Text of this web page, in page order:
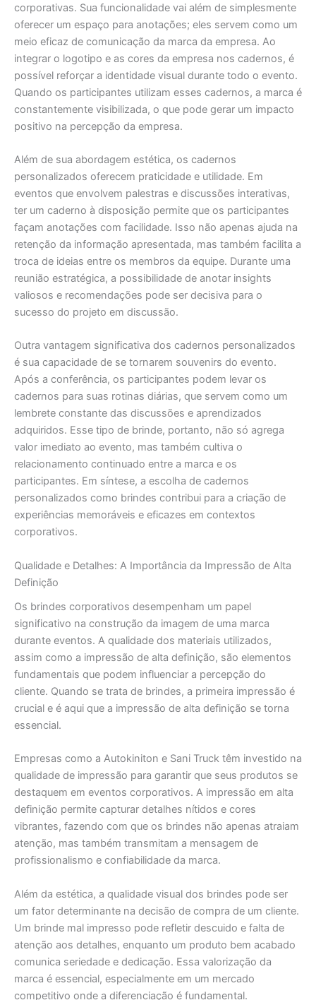
corporativas. Sua funcionalidade vai além de simplesmente
oferecer um espaço para anotações; eles servem como um
meio eficaz de comunicação da marca da empresa. Ao
integrar o logotipo e as cores da empresa nos cadernos, é
possível reforçar a identidade visual durante todo o evento.
Quando os participantes utilizam esses cadernos, a marca é
constantemente visibilizada, o que pode gerar um impacto
positivo na percepção da empresa.
Além de sua abordagem estética, os cadernos
personalizados oferecem praticidade e utilidade. Em
eventos que envolvem palestras e discussões interativas,
ter um caderno à disposição permite que os participantes
façam anotações com facilidade. Isso não apenas ajuda na
retenção da informação apresentada, mas também facilita a
troca de ideias entre os membros da equipe. Durante uma
reunião estratégica, a possibilidade de anotar insights
valiosos e recomendações pode ser decisiva para o
sucesso do projeto em discussão.
Outra vantagem significativa dos cadernos personalizados
é sua capacidade de se tornarem souvenirs do evento.
Após a conferência, os participantes podem levar os
cadernos para suas rotinas diárias, que servem como um
lembrete constante das discussões e aprendizados
adquiridos. Esse tipo de brinde, portanto, não só agrega
valor imediato ao evento, mas também cultiva o
relacionamento continuado entre a marca e os
participantes. Em síntese, a escolha de cadernos
personalizados como brindes contribui para a criação de
experiências memoráveis e eficazes em contextos
corporativos.
Qualidade e Detalhes: A Importância da Impressão de Alta
Definição
Os brindes corporativos desempenham um papel
significativo na construção da imagem de uma marca
durante eventos. A qualidade dos materiais utilizados,
assim como a impressão de alta definição, são elementos
fundamentais que podem influenciar a percepção do
cliente. Quando se trata de brindes, a primeira impressão é
crucial e é aqui que a impressão de alta definição se torna
essencial.
Empresas como a Autokiniton e Sani Truck têm investido na
qualidade de impressão para garantir que seus produtos se
destaquem em eventos corporativos. A impressão em alta
definição permite capturar detalhes nítidos e cores
vibrantes, fazendo com que os brindes não apenas atraiam
atenção, mas também transmitam a mensagem de
profissionalismo e confiabilidade da marca.
Além da estética, a qualidade visual dos brindes pode ser
um fator determinante na decisão de compra de um cliente.
Um brinde mal impresso pode refletir descuido e falta de
atenção aos detalhes, enquanto um produto bem acabado
comunica seriedade e dedicação. Essa valorização da
marca é essencial, especialmente em um mercado
competitivo onde a diferenciação é fundamental.